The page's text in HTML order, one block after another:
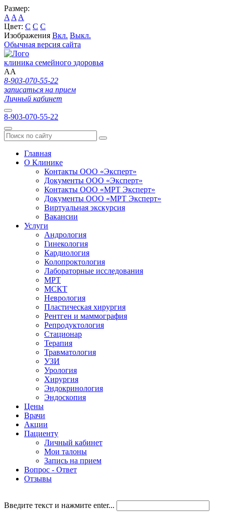
Размер:
A A A
Цвет: C C C
Изображения Вкл. Выкл.
Обычная версия сайта
клиника семейного здоровья
AA
8-903-070-55-22
записаться на прием
Личный кабинет
8-903-070-55-22
Главная
О Клинике
Контакты ООО «Эксперт»
Документы ООО «Эксперт»
Контакты ООО «МРТ Эксперт»
Документы ООО «МРТ Эксперт»
Виртуальная экскурсия
Вакансии
Услуги
Андрология
Гинекология
Кардиология
Колопроктология
Лабораторные исследования
МРТ
МСКТ
Неврология
Пластическая хирургия
Рентген и маммография
Репродуктология
Стационар
Терапия
Травматология
УЗИ
Урология
Хирургия
Эндокринология
Эндоскопия
Цены
Врачи
Акции
Пациенту
Личный кабинет
Мои талоны
Запись на прием
Вопрос - Ответ
Отзывы
Введите текст и нажмите enter...